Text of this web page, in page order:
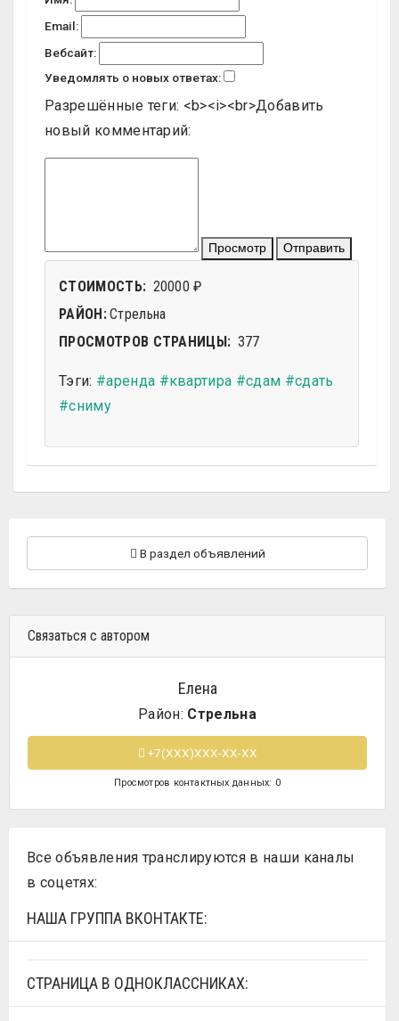
Email:
Вебсайт:
Уведомлять о новых ответах:
Разрешённые теги: <b><i><br>Добавить
новый комментарий:
Просмотр Отправить
СТОИМОСТЬ: 20000 ₽
РАЙОН:Стрельна
ПРОСМОТРОВ СТРАНИЦЫ: 377
Тэги: #аренда #квартира #сдам #сдать
#сниму
В раздел объявлений
Связаться с автором
Елена
Район: Стрельна
+7(XXX)XXX-XX-XX
Просмотров контактных данных: 0
Все объявления транслируются в наши каналы
в соцетях:
НАША ГРУППА ВКОНТАКТЕ:
СТРАНИЦА В ОДНОКЛАССНИКАХ: